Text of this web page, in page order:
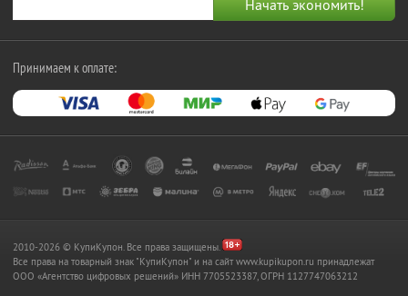
Принимаем к оплате:
2010-2026 © КупиКупон. Все права защищены.
Все права на товарный знак "КупиКупон" и на сайт www.kupikupon.ru принадлежат
OOO «Агентство цифровых решений» ИНН 7705523387, ОГРН 1127747063212